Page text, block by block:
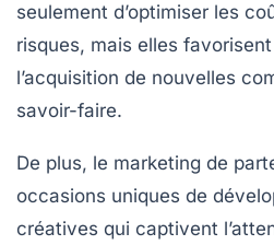
seulement d’optimiser les
risques, mais elles
l’acquisition de nouvelles
savoir-faire.
De plus, le marketing de
occasions uniques de
créatives qui captivent